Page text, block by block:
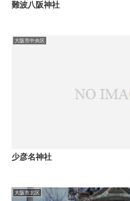
難波八阪神社
大阪市中央区
少彦名神社
大阪市北区